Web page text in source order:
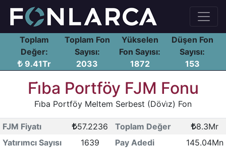
Toplam
Değer:
9.41Tr
Toplam Fon
Sayısı:
2033
Yükselen
Fon Sayısı:
1872
Düşen Fon
Sayısı:
153
Fi̇ba Portföy FJM Fonu
Fi̇ba Portföy Meltem Serbest (Dövi̇z) Fon
FJM Fiyatı 57.2236 Toplam Değer
8.3Mr
Yatırımcı Sayısı
1639 Pay Adedi
145.04Mn